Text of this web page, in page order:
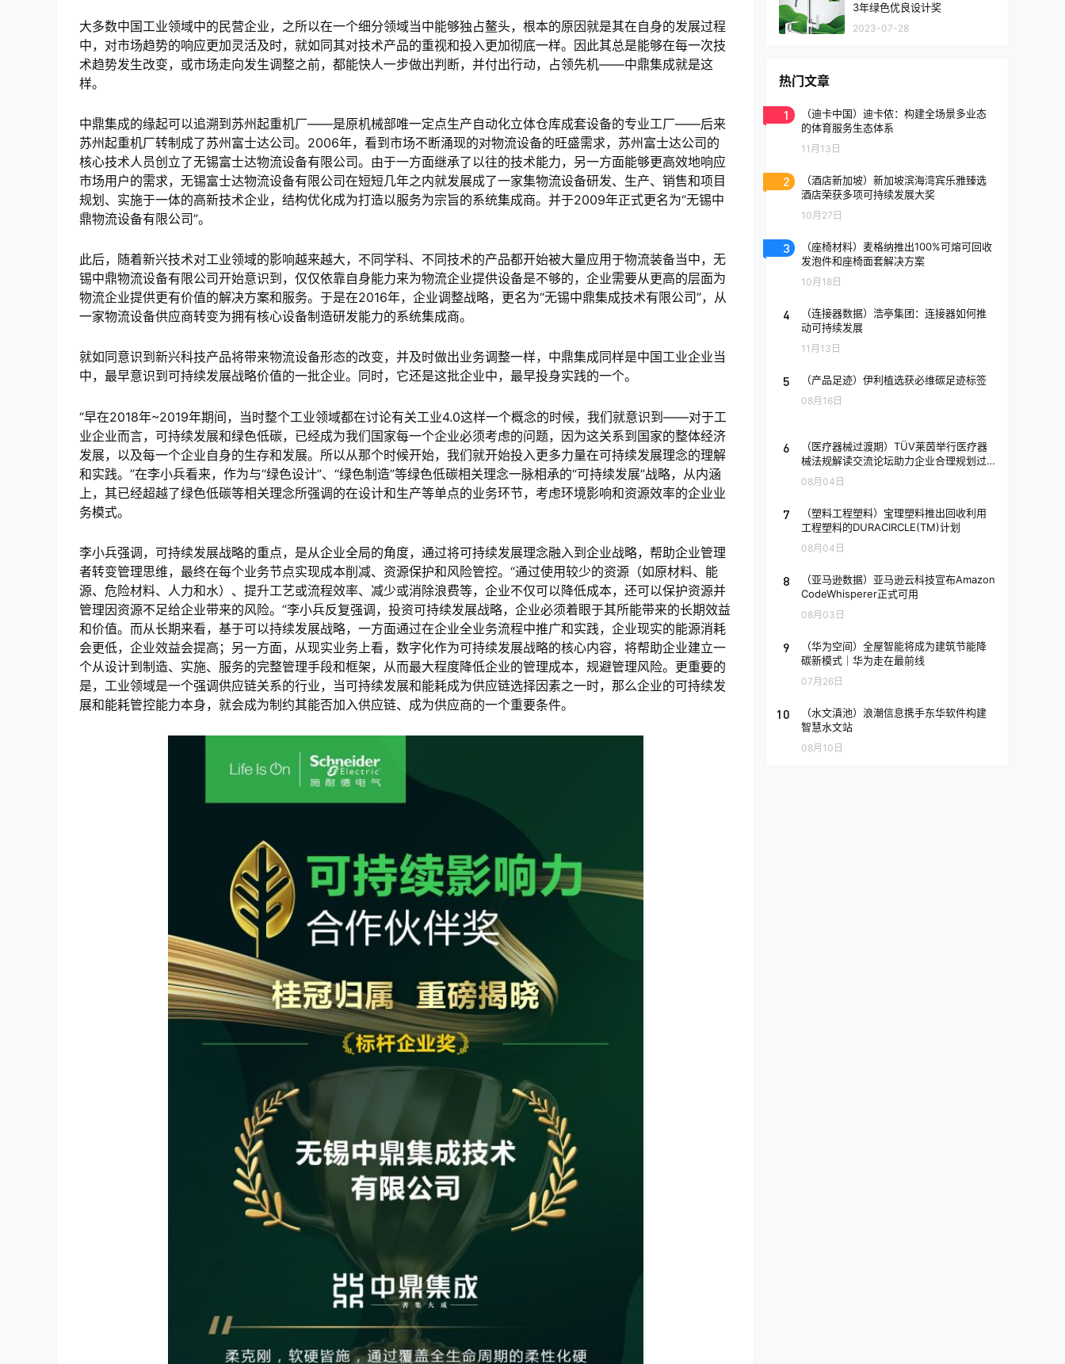
大多数中国工业领域中的民营企业，之所以在一个细分领域当中能够独占鳌头，根本的原因就是其在自身的发展过程
中，对市场趋势的响应更加灵活及时，就如同其对技术产品的重视和投入更加彻底一样。因此其总是能够在每一次技
术趋势发生改变，或市场走向发生调整之前，都能快人一步做出判断，并付出行动，占领先机——中鼎集成就是这
样。
中鼎集成的缘起可以追溯到苏州起重机厂——是原机械部唯一定点生产自动化立体仓库成套设备的专业工厂——后来
苏州起重机厂转制成了苏州富士达公司。2006年，看到市场不断涌现的对物流设备的旺盛需求，苏州富士达公司的
核心技术人员创立了无锡富士达物流设备有限公司。由于一方面继承了以往的技术能力，另一方面能够更高效地响应
市场用户的需求，无锡富士达物流设备有限公司在短短几年之内就发展成了一家集物流设备研发、生产、销售和项目
规划、实施于一体的高新技术企业，结构优化成为打造以服务为宗旨的系统集成商。并于2009年正式更名为“无锡中
鼎物流设备有限公司”。
此后，随着新兴技术对工业领域的影响越来越大，不同学科、不同技术的产品都开始被大量应用于物流装备当中，无
锡中鼎物流设备有限公司开始意识到，仅仅依靠自身能力来为物流企业提供设备是不够的，企业需要从更高的层面为
物流企业提供更有价值的解决方案和服务。于是在2016年，企业调整战略，更名为“无锡中鼎集成技术有限公司”，从
一家物流设备供应商转变为拥有核心设备制造研发能力的系统集成商。
就如同意识到新兴科技产品将带来物流设备形态的改变，并及时做出业务调整一样，中鼎集成同样是中国工业企业当
中，最早意识到可持续发展战略价值的一批企业。同时，它还是这批企业中，最早投身实践的一个。
“早在2018年~2019年期间，当时整个工业领域都在讨论有关工业4.0这样一个概念的时候，我们就意识到——对于工
业企业而言，可持续发展和绿色低碳，已经成为我们国家每一个企业必须考虑的问题，因为这关系到国家的整体经济
发展，以及每一个企业自身的生存和发展。所以从那个时候开始，我们就开始投入更多力量在可持续发展理念的理解
和实践。”在李小兵看来，作为与“绿色设计”、“绿色制造”等绿色低碳相关理念一脉相承的“可持续发展”战略，从内涵
上，其已经超越了绿色低碳等相关理念所强调的在设计和生产等单点的业务环节，考虑环境影响和资源效率的企业业
务模式。
李小兵强调，可持续发展战略的重点，是从企业全局的角度，通过将可持续发展理念融入到企业战略，帮助企业管理
者转变管理思维，最终在每个业务节点实现成本削减、资源保护和风险管控。“通过使用较少的资源（如原材料、能
源、危险材料、人力和水）、提升工艺或流程效率、减少或消除浪费等，企业不仅可以降低成本，还可以保护资源并
管理因资源不足给企业带来的风险。”李小兵反复强调，投资可持续发展战略，企业必须着眼于其所能带来的长期效益
和价值。而从长期来看，基于可以持续发展战略，一方面通过在企业全业务流程中推广和实践，企业现实的能源消耗
会更低，企业效益会提高；另一方面，从现实业务上看，数字化作为可持续发展战略的核心内容，将帮助企业建立一
个从设计到制造、实施、服务的完整管理手段和框架，从而最大程度降低企业的管理成本，规避管理风险。更重要的
是，工业领域是一个强调供应链关系的行业，当可持续发展和能耗成为供应链选择因素之一时，那么企业的可持续发
展和能耗管控能力本身，就会成为制约其能否加入供应链、成为供应商的一个重要条件。
3年绿色优良设计奖
2023-07-28
热门文章
1
（迪卡中国）迪卡侬：构建全场景多业态
的体育服务生态体系
11月13日
2
（酒店新加坡）新加坡滨海湾宾乐雅臻选
酒店荣获多项可持续发展大奖
10月27日
3
（座椅材料）麦格纳推出100%可熔可回收
发泡件和座椅面套解决方案
10月18日
4
（连接器数据）浩亭集团：连接器如何推
动可持续发展
11月13日
5 （产品足迹）伊利植选获必维碳足迹标签
08月16日
6
（医疗器械过渡期）TÜV莱茵举行医疗器
械法规解读交流论坛助力企业合理规划过
渡期
08月04日
7
（塑料工程塑料）宝理塑料推出回收利用
工程塑料的DURACIRCLE(TM)计划
08月04日
8
（亚马逊数据）亚马逊云科技宣布Amazon
CodeWhisperer正式可用
08月03日
9
（华为空间）全屋智能将成为建筑节能降
碳新模式｜华为走在最前线
07月26日
10
（水文滇池）浪潮信息携手东华软件构建
智慧水文站
08月10日